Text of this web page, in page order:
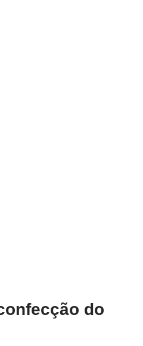
do